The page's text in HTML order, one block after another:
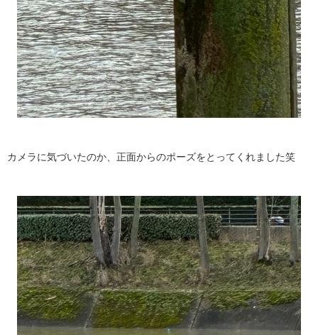
カメラに気づいたのか、正面からのポーズをとってくれました笑